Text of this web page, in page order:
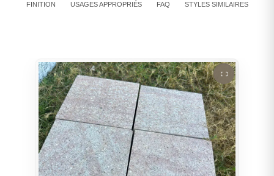
FINITION USAGES APPROPRIÉS FAQ STYLES SIMILAIRES